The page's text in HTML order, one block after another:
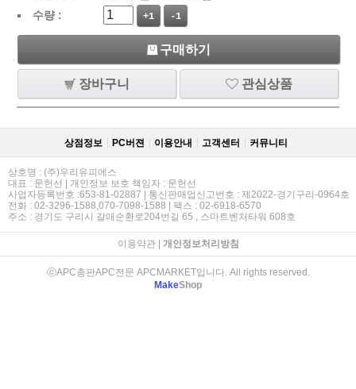
수량 :
+1 -1
구매하기
장바구니 관심상품
상점정보 PC버젼 이용안내 고객센터 커뮤니티
상호명 : (주)우리유피에스
대표 : 문헌선 | 개인정보 보호 책임자 : 문헌선
사업자등록번호 :653-81-02887 | 통신판매업신고번호 : 제2022-경기구리-0964호
전화 : 02-3296-1588,070-7098-1588 | 팩스 : 02-6918-6570
주소 : 경기도 구리시 갈매순환로204번길 65 , 스마트벤처타워 608호
이용약관| 개인정보처리방침
ⓒAPC총판APC전문 APCMARKET입니다. All rights reserved.
MakeShop